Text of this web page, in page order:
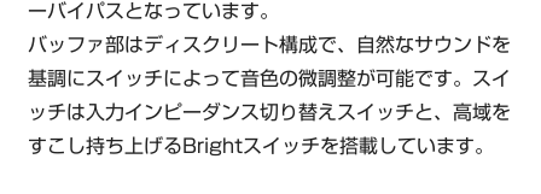
ーバイパスとなっています。
バッファ部はディスクリート構成で、自然なサウンドを
基調にスイッチによって音色の微調整が可能です。スイ
ッチは入力インピーダンス切り替えスイッチと、高域を
すこし持ち上げるBrightスイッチを搭載しています。